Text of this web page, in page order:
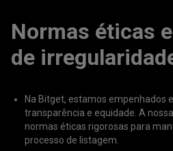
Normas éticas
de
Na Bitget, estamos empenhados
transparência e equidade. A
normas éticas rigorosas para
processo de listagem.